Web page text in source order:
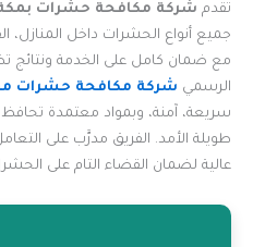
تقدم شركة مكافحة حشرات
جميع أنواع الحشرات داخل المنازل،
مع ضمان كامل على الخدمة ونتائج
الرسمي شركة مكافحة حشرات
سريعة، آمنة، وبمواد معتمدة
طويلة الأمد. الفريق مدرَّب على
عالية لضمان القضاء التام على